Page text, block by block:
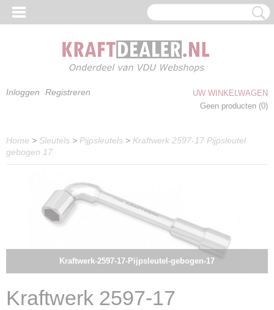
Inloggen Registreren
UW WINKELWAGEN
Geen producten (0)
Home > Sleutels > Pijpsleutels > Kraftwerk 2597-17 Pijpsleutel
gebogen 17
Kraftwerk-2597-17-Pijpsleutel-gebogen-17
Kraftwerk 2597-17